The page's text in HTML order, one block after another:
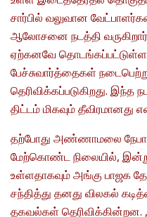
சார்பில் வலுவான
ஆலோசனை நடத்தி
ஏற்கனவே
பேச்சுவார்த்தைகள்
தெரிவிக்கப்படுகிறது.
திட்டம் மிகவும் தீவிரமானது
தற்போது அண்ணாமலை
மேற்கொண்ட நிலையில்,
உள்ளதாகவும் அங்கு பாஜக
சந்தித்து தனது விலகல்
தகவல்கள் தெரிவிக்கின்றன. ,